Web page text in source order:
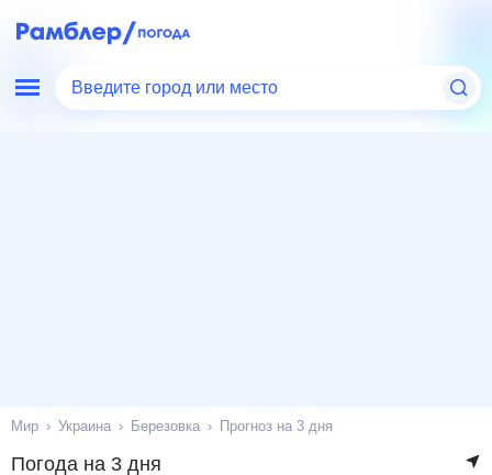
Введите город или место
Мир Украина Березовка Прогноз на 3 дня
Погода на 3 дня